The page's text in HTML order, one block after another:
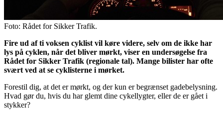
Foto: Rådet for Sikker Trafik.
Fire ud af ti voksen cyklist vil køre videre, selv om de ikke har
lys på cyklen, når det bliver mørkt, viser en undersøgelse fra
Rådet for Sikker Trafik (regionale tal). Mange bilister har ofte
svært ved at se cyklisterne i mørket.
Forestil dig, at det er mørkt, og der kun er begrænset gadebelysning.
Hvad gør du, hvis du har glemt dine cykellygter, eller de er gået i
stykker?